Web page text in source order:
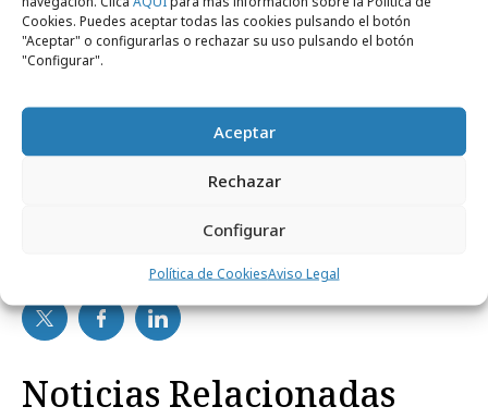
Cookies. Puedes aceptar todas las cookies pulsando el botón
"Aceptar" o configurarlas o rechazar su uso pulsando el botón
"Configurar".
Aceptar
Rechazar
Configurar
Política de CookiesAviso Legal
conseguir su objetivo de superar los 20
millones de euros de EBITDA en el año 2023. La
compañía ha nombrado a Renta 4,Alantray
ronda de financiación.
Noticias Relacionadas